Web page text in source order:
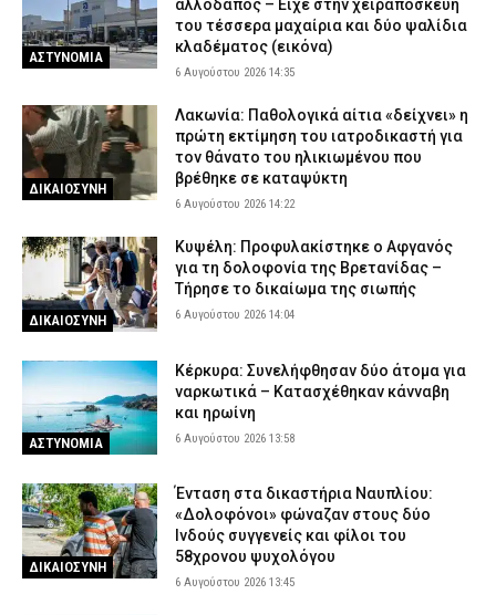
κατάσταση σοκ η οδηγός του ενός οχήματος
ΕΙΔΗΣΕΙΣ 6 Αυγούστου 2026 08:16
Η συνήθεια που η Ευρώπη κόβει, αλλά η Ελλάδα επιμένει – Τι
VITAL 6 Αυγούστου 2026 08:03
ΔΥΠΑ: Άνοιξαν οι αιτήσεις για 8.000 νέες επιδοτούμενες θέσεις
εργασίας για ανέργους άνω των 55 ετών
6 Αυγούστου 2026 07:50
Κυψέλη: Απολογείται ο 26χρονος για τη δολοφονία της
38χρονης Βρετανίδας – Επιμένει ότι είναι αθώος
ΔΙΚΑΙΟΣΥΝΗ 6 Αυγούστου 2026 07:40
ΑΣΤΥΝΟΜΙΑ
αλλοδαπός – Είχε στην χειραποσκευή
του τέσσερα μαχαίρια και δύο ψαλίδια
κλαδέματος (εικόνα)
6 Αυγούστου 2026 14:35
ΔΙΚΑΙΟΣΥΝΗ
Λακωνία: Παθολογικά αίτια «δείχνει» η
πρώτη εκτίμηση του ιατροδικαστή για
τον θάνατο του ηλικιωμένου που
βρέθηκε σε καταψύκτη
6 Αυγούστου 2026 14:22
ΔΙΚΑΙΟΣΥΝΗ
Κυψέλη: Προφυλακίστηκε ο Αφγανός
για τη δολοφονία της Βρετανίδας –
Τήρησε το δικαίωμα της σιωπής
6 Αυγούστου 2026 14:04
ΑΣΤΥΝΟΜΙΑ
Κέρκυρα: Συνελήφθησαν δύο άτομα για
ναρκωτικά – Κατασχέθηκαν κάνναβη
και ηρωίνη
6 Αυγούστου 2026 13:58
ΔΙΚΑΙΟΣΥΝΗ
Ένταση στα δικαστήρια Ναυπλίου:
«Δολοφόνοι» φώναζαν στους δύο
Ινδούς συγγενείς και φίλοι του
58χρονου ψυχολόγου
6 Αυγούστου 2026 13:45